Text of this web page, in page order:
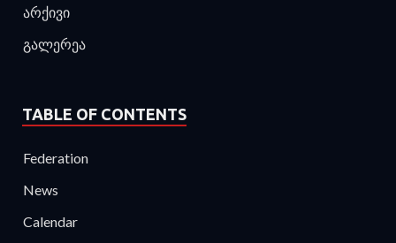
არქივი
გალერეა
TABLE OF CONTENTS
Federation
News
Calendar